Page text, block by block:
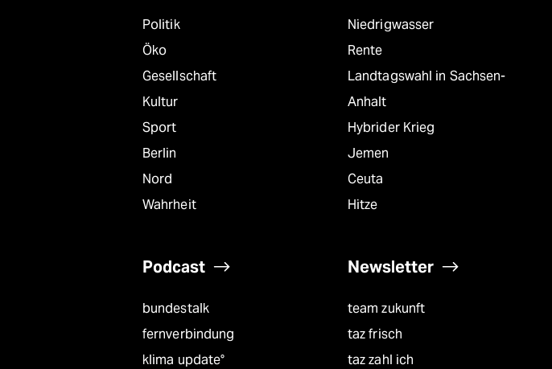
Politik
Öko
Gesellschaft
Kultur
Sport
Berlin
Nord
Wahrheit
Niedrigwasser
Rente
Landtagswahl in Sachsen-
Anhalt
Hybrider Krieg
Jemen
Ceuta
Hitze
Podcast
bundestalk
fernverbindung
klima update°
Newsletter
team zukunft
taz frisch
taz zahl ich